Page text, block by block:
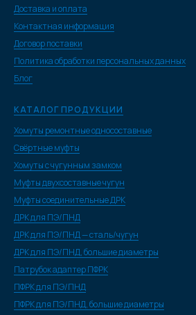
Доставка и оплата
Контактная информация
Договор поставки
Политика обработки персональных данных
Блог
КАТАЛОГ ПРОДУКЦИИ
Хомуты ремонтные односоставные
Свёртные муфты
Хомуты с чугунным замком
Муфты двухсоставные чугун
Муфты соединительные ДРК
ДРК для ПЭ/ПНД
ДРК для ПЭ/ПНД — сталь/чугун
ДРК для ПЭ/ПНД, большие диаметры
Патрубок адаптер ПФРК
ПФРК для ПЭ/ПНД
ПФРК для ПЭ/ПНД, большие диаметры